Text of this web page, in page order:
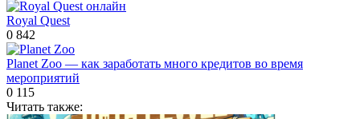
Royal Quest
0 842
Planet Zoo — как заработать много кредитов во время
мероприятий
0 115
Читать также: